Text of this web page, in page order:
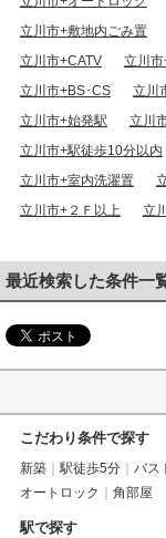
立川市+敷地内ごみ置
立川市+CATV
立川
立川市+BS･CS
立川
立川市+始発駅
立川
立川市+駅徒歩10分以内
立川市+室内洗濯置
立川市+２Ｆ以上
立
最近検索した条件一
こだわり条件で探す
新築 駅徒歩5分 バス
オートロック
角部屋
駅で探す